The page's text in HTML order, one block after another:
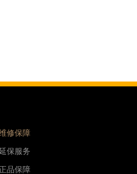
修保障
保服务
品保障